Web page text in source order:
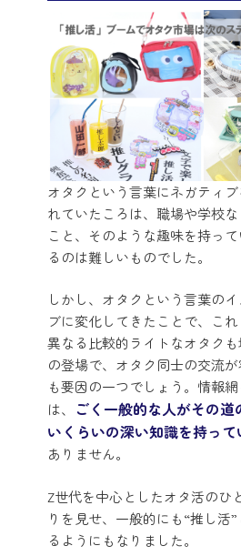
オタクという言葉にネガティ
れていたころは、職場や学校
こと、そのような趣味を持っ
るのは難しいものでした。
しかし、オタクという言葉の
ブに変化してきたことで、こ
異なる比較的ライトなオタク
の登場で、オタク同士の交流
も要因の一つでしょう。情報
は、
ごく一般的な人がその道
いくらいの深い知識を持って
ありません。
Z世代を中心としたオタ活のひ
りを見せ、一般的にも“推し活
るようにもなりました。